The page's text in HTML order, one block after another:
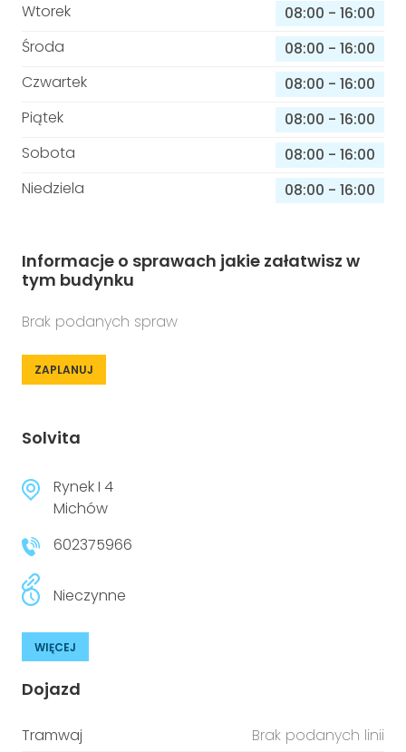
Wtorek
08:00 - 16:00
Środa
08:00 - 16:00
Czwartek
08:00 - 16:00
Piątek
08:00 - 16:00
Sobota
08:00 - 16:00
Niedziela
08:00 - 16:00
Informacje o sprawach jakie załatwisz w
tym budynku
Brak podanych spraw
ZAPLANUJ
Solvita
Rynek I 4
Michów
602375966
Nieczynne
WIĘCEJ
Dojazd
Tramwaj
Brak podanych linii